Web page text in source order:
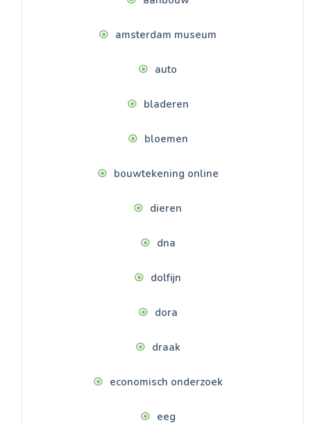
amsterdam museum
auto
bladeren
bloemen
bouwtekening online
dieren
dna
dolfijn
dora
draak
economisch onderzoek
eeg